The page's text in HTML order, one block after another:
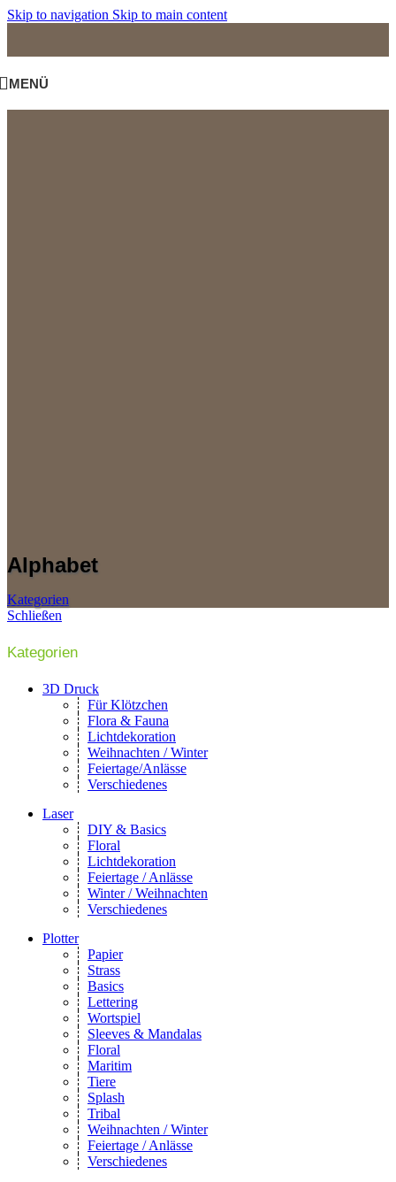
Skip to navigation Skip to main content
MENÜ
Alphabet
Kategorien
Schließen
Kategorien
3D Druck
Für Klötzchen
Flora & Fauna
Lichtdekoration
Weihnachten / Winter
Feiertage/Anlässe
Verschiedenes
Laser
DIY & Basics
Floral
Lichtdekoration
Feiertage / Anlässe
Winter / Weihnachten
Verschiedenes
Plotter
Papier
Strass
Basics
Lettering
Wortspiel
Sleeves & Mandalas
Floral
Maritim
Tiere
Splash
Tribal
Weihnachten / Winter
Feiertage / Anlässe
Verschiedenes